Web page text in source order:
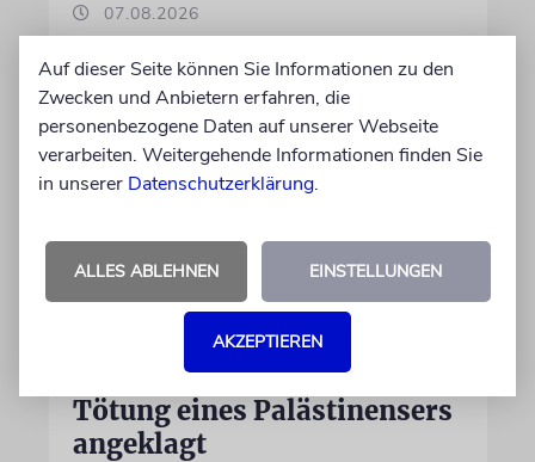
07.08.2026
Israelischer Siedler wegen
Tötung eines Palästinensers
angeklagt
Auf dieser Seite können Sie Informationen zu den
Zwecken und Anbietern erfahren, die
personenbezogene Daten auf unserer Webseite
verarbeiten. Weitergehende Informationen finden Sie
in unserer Datenschutzerklärung.
ALLES ABLEHNEN EINSTELLUNGEN
AKZEPTIEREN